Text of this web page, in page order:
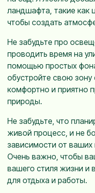
ландшафта, такие как
чтобы создать
Не забудьте про
проводить время на
помощью простых
обустройте свою
комфортно и приятно
природы.
Не забудьте, что
живой процесс, и не
зависимости от ваших
Очень важно, чтобы
вашего стиля жизни и
для отдыха и работы.